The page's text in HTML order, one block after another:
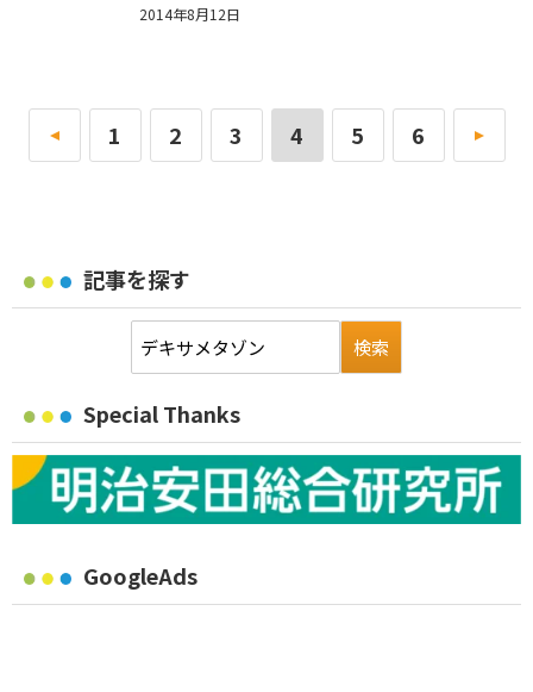
2014年8月12日
« 1 2 3 4 5 6 »
記事を探す
Special Thanks
GoogleAds